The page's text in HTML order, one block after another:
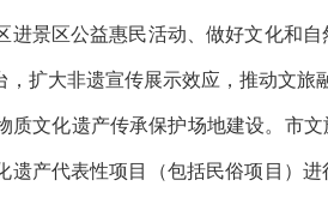
进景区公益惠民活动、做好文化和
扩大非遗宣传展示效应，推动文旅
化遗产传承保护场地建设。市文
遗产代表性项目（包括民俗项目）